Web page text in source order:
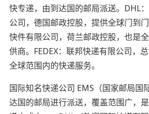
快专递，由到达国的邮局派送。DHL
公司，德国邮政控股，提供全球门到
快件有限公司，荷兰邮政控股，也是
供商。FEDEX：联邦快递有限公司，
全球范围内的快递服务。
国际知名快递公司 EMS（国家邮局国
达国的邮局进行派送，覆盖范围广，